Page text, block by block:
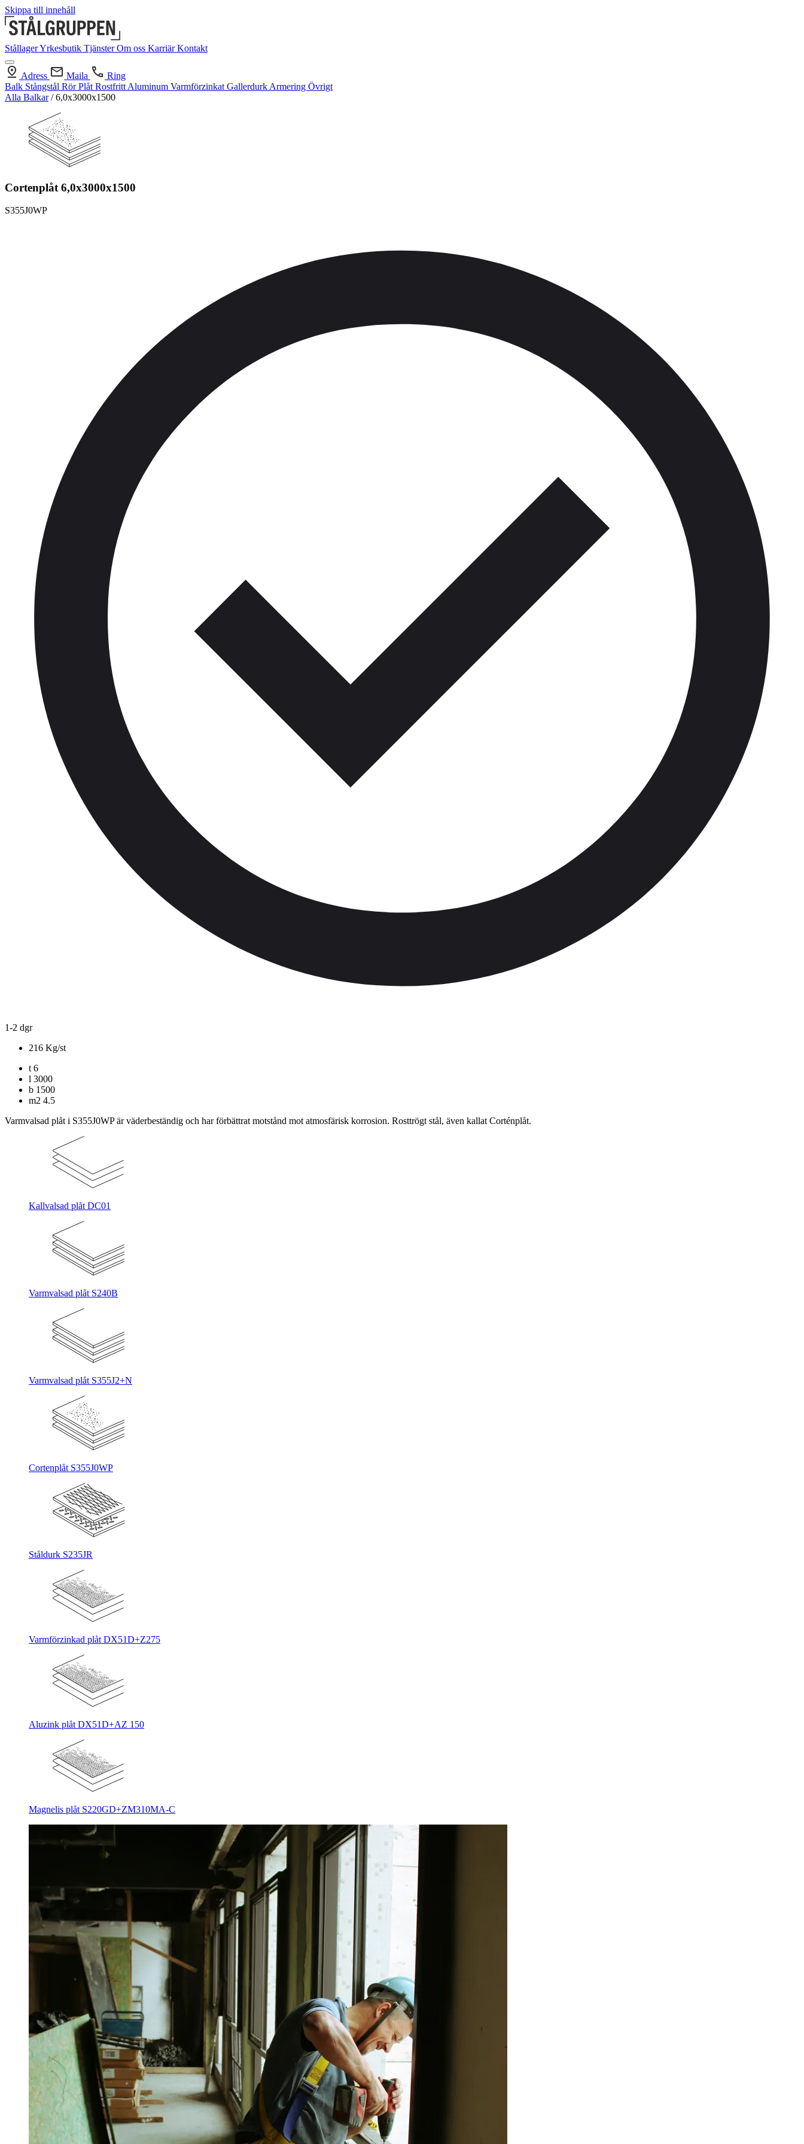
Skippa till innehåll
StållagerYrkesbutik TjänsterOm oss KarriärKontakt
Adress Maila
Ring
Balk Stångstål RörPlåt Rostfritt Aluminum Varmförzinkat Gallerdurk Armering Övrigt
Alla Balkar / 6,0x3000x1500
Cortenplåt 6,0x3000x1500
S355J0WP
1-2 dgr
216 Kg/st
t 6
l 3000
b 1500
m2 4.5
Varmvalsad plåt i S355J0WP är väderbeständig och har förbättrat motstånd mot atmosfärisk korrosion. Rosttrögt stål, även kallat Corténplåt.
Kallvalsad plåt DC01
Varmvalsad plåt S240B
Varmvalsad plåt S355J2+N
Cortenplåt S355J0WP
Ståldurk S235JR
Varmförzinkad plåt DX51D+Z275
Aluzink plåt DX51D+AZ 150
Magnelis plåt S220GD+ZM310MA-C